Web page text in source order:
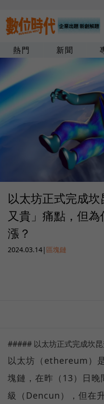
熱門 新聞
以太坊正式完成
又貴」痛點，但
漲？
2024.03.14| 區塊鏈
##### 以太坊正式完成坎
以太坊（ethereum）
塊鏈，在昨（13）日
級（Dencun），但在